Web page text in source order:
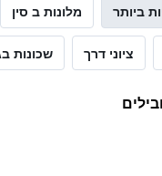
ביותר מלונות ב סין
ציוני דרך שכונות